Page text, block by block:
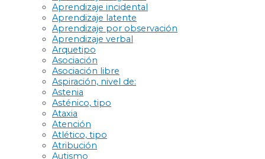
Aprendizaje incidental
Aprendizaje latente
Aprendizaje por observación
Aprendizaje verbal
Arquetipo
Asociación
Asociación libre
Aspiración, nivel de:
Astenia
Asténico, tipo
Ataxia
Atención
Atlético, tipo
Atribución
Autismo